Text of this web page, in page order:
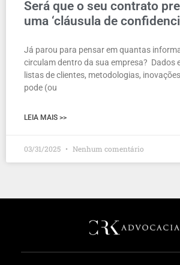
Será que o seu contrato
uma ‘cláusula de
Já parou para pensar em quantas
circulam dentro da sua empresa? Dados
listas de clientes, metodologias,
pode (ou
LEIA MAIS >>
03/31/2025 Nenhum comentário